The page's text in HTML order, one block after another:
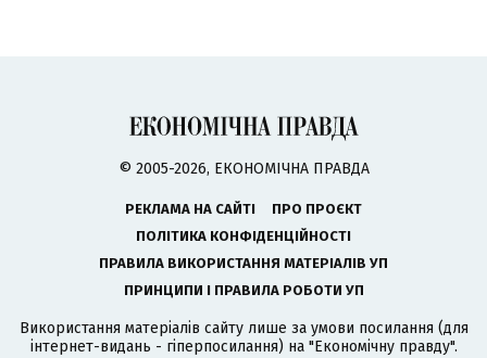
© 2005-2026, ЕКОНОМІЧНА ПРАВДА
РЕКЛАМА НА САЙТІ
ПРО ПРОЄКТ
ПОЛІТИКА КОНФІДЕНЦІЙНОСТІ
ПРАВИЛА ВИКОРИСТАННЯ МАТЕРІАЛІВ УП
ПРИНЦИПИ І ПРАВИЛА РОБОТИ УП
Використання матеріалів сайту лише за умови посилання (для
інтернет-видань - гіперпосилання) на "Економічну правду".